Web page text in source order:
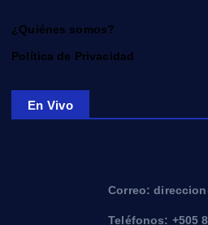
¿Quiénes somos?
Política de Privacidad
En Vivo
Correo:
Teléfonos: +505